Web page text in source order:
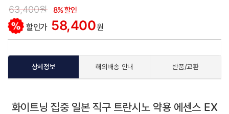
63,400원 8% 할인
할인가 58,400원
상세정보 해외배송 안내 반품/교환
화이트닝 집중 일본 직구 트란시노 약용 에센스 EX